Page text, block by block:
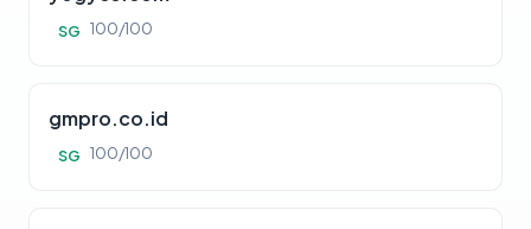
SG 100/100
gmpro.co.id
SG 100/100